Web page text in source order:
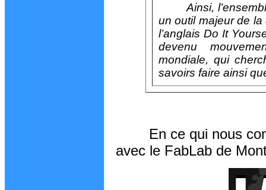
Ainsi,
un outil majeur de
l’anglais Do It
devenu
mondiale, qui
savoirs faire ainsi
En ce qui nous
avec le FabLab de